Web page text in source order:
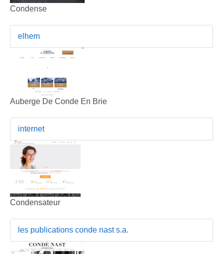
Condense
elhem
Auberge De Conde En Brie
internet
Condensateur
les publications conde nast s.a.